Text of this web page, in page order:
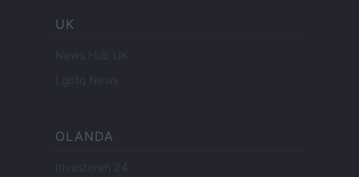
UK
News Hub UK
Lgbtq News
OLANDA
Investeren 24